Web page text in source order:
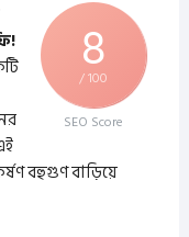
8
/ 100
SEO Score
বহুগুণ বাড়িয়ে